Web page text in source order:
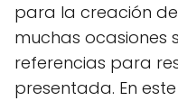
para la creación
muchas ocasiones
referencias para
presentada. En